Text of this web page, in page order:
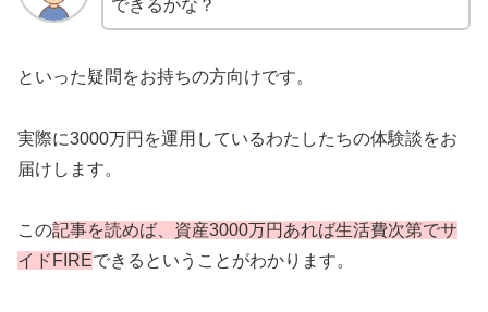
できるかな？
といった疑問をお持ちの方向けです。
実際に3000万円を運用しているわたしたちの体験談をお
届けします。
この記事を読めば、資産3000万円あれば生活費次第でサ
イドFIREできるということがわかります。